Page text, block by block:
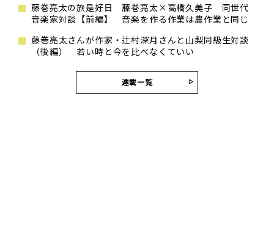
藤巻亮太の旅是好日 藤巻亮太×高橋久美子 同世代
音楽家対談【前編】 音楽を作る作業は農作業と同じ
藤巻亮太さんが作家・辻村深月さんと山梨同級生対談
（後編） 若い時と今を比べなくていい
連載一覧